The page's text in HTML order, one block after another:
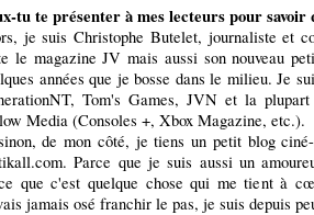
tu te présenter à mes lecteurs pour
je suis Christophe Butelet, journaliste et
le magazine JV mais aussi son nouveau
années que je bosse dans le milieu. Je
Tom's Games, JVN et la
Media (Consoles +, Xbox Magazine, etc.).
de mon côté, je tiens un petit blog
Parce que je suis aussi un
que c'est quelque chose qui me tient à
jamais osé franchir le pas, je suis depuis